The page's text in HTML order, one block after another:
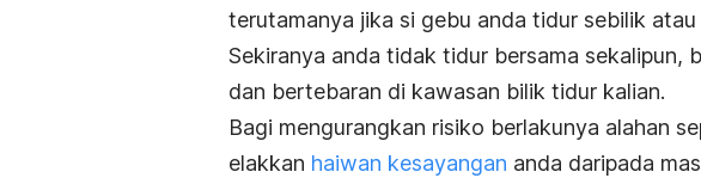
terutamanya jika si gebu anda tidur sebilik atau
Sekiranya anda tidak tidur bersama sekalipun,
dan bertebaran di kawasan bilik tidur kalian.
Bagi mengurangkan risiko berlakunya alahan
elakkan haiwan kesayangan anda daripada